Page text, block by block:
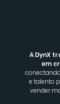
A DynX
em
e talento
vender